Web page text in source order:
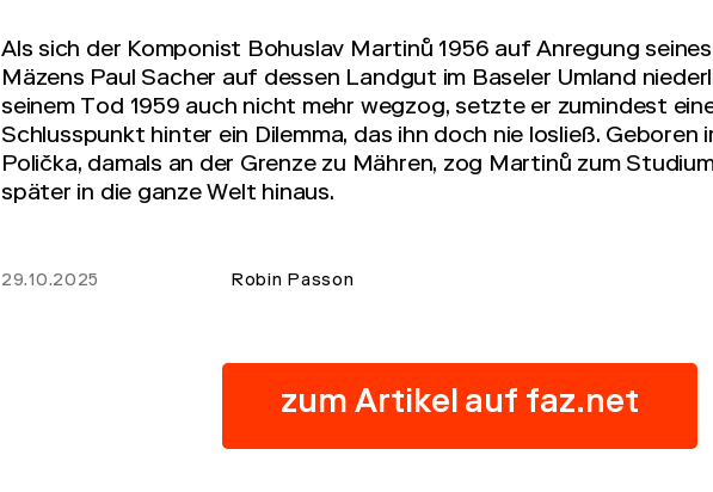
Als sich der Komponist Bohuslav Martinů 1956 auf Anregung
Mäzens Paul Sacher auf dessen Landgut im Baseler Umland
seinem Tod 1959 auch nicht mehr wegzog, setzte er zumindest
Schlusspunkt hinter ein Dilemma, das ihn doch nie losließ. Geboren
Polička, damals an der Grenze zu Mähren, zog Martinů zum
später in die ganze Welt hinaus.
29.10.2025 Robin Passon
zum Artikel auf faz.net